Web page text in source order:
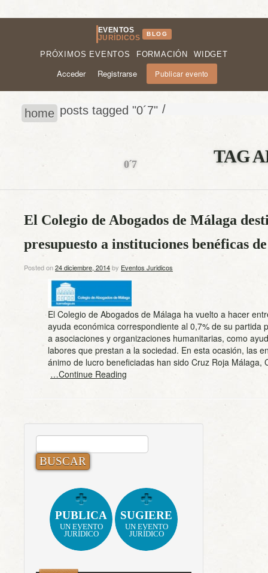
EVENTOS
JURÍDICOS
BLOG
PRÓXIMOS EVENTOS FORMACIÓN WIDGET
Acceder Registrarse Publicar evento
home /
posts tagged "0´7"
TAG
0´7
El Colegio de Abogados de Málaga
presupuesto a instituciones benéficas
Posted on24 diciembre, 2014by Eventos Juridicos
El Colegio de Abogados de Málaga ha vuelto a hacer
ayuda económica correspondiente al 0,7% de su partida
a asociaciones y organizaciones humanitarias, como
labores que prestan a la sociedad. En esta ocasión, las
ánimo de lucro beneficiadas han sido Cruz Roja Málaga,
…Continue Reading
BUSCAR:
PUBLICA
UN EVENTO
JURÍDICO
SUGIERE
UN EVENTO
JURÍDICO